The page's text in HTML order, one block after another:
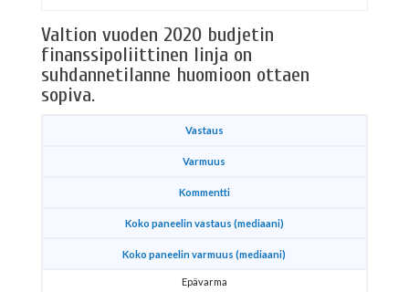
Valtion vuoden 2020 budjetin
finanssipoliittinen linja on
suhdannetilanne huomioon ottaen
sopiva.
Vastaus
Varmuus
Kommentti
Koko paneelin vastaus (mediaani)
Koko paneelin varmuus (mediaani)
Epävarma